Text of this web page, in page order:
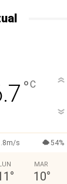
°C
s 54%
°
MAR
10°